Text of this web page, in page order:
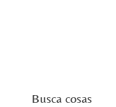
Busca cosas